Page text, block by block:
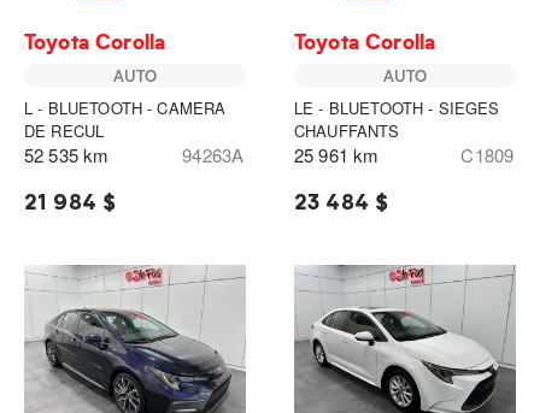
Toyota Corolla
AUTO
L - BLUETOOTH - CAMERA
DE RECUL
52 535 km 94263A
21 984 $
Toyota Corolla
AUTO
LE - BLUETOOTH - SIEGES
CHAUFFANTS
25 961 km C1809
23 484 $